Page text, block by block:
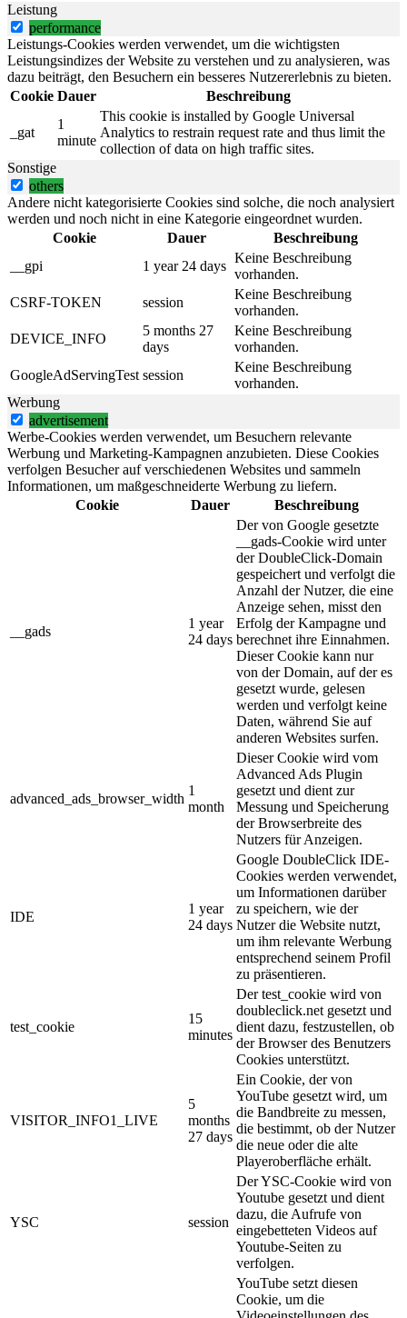
Leistung
performance
Leistungs-Cookies werden verwendet, um die wichtigsten
Leistungsindizes der Website zu verstehen und zu analysieren, was
dazu beiträgt, den Besuchern ein besseres Nutzererlebnis zu bieten.
Cookie Dauer Beschreibung
_gat
1
minute
This cookie is installed by Google Universal
Analytics to restrain request rate and thus limit the
collection of data on high traffic sites.
Sonstige
others
Andere nicht kategorisierte Cookies sind solche, die noch analysiert
werden und noch nicht in eine Kategorie eingeordnet wurden.
Cookie
Dauer
Beschreibung
__gpi
1 year 24 days
Keine Beschreibung
vorhanden.
CSRF-TOKEN
session
Keine Beschreibung
vorhanden.
DEVICE_INFO
5 months 27
days
Keine Beschreibung
vorhanden.
GoogleAdServingTest session
Keine Beschreibung
vorhanden.
Werbung
advertisement
Werbe-Cookies werden verwendet, um Besuchern relevante
Werbung und Marketing-Kampagnen anzubieten. Diese Cookies
verfolgen Besucher auf verschiedenen Websites und sammeln
Informationen, um maßgeschneiderte Werbung zu liefern.
Cookie
Dauer Beschreibung
__gads
1 year
24 days
Der von Google gesetzte
__gads-Cookie wird unter
der DoubleClick-Domain
gespeichert und verfolgt die
Anzahl der Nutzer, die eine
Anzeige sehen, misst den
Erfolg der Kampagne und
berechnet ihre Einnahmen.
Dieser Cookie kann nur
von der Domain, auf der es
gesetzt wurde, gelesen
werden und verfolgt keine
Daten, während Sie auf
anderen Websites surfen.
advanced_ads_browser_width
1
month
Dieser Cookie wird vom
Advanced Ads Plugin
gesetzt und dient zur
Messung und Speicherung
der Browserbreite des
Nutzers für Anzeigen.
IDE
1 year
24 days
Google DoubleClick IDE-
Cookies werden verwendet,
um Informationen darüber
zu speichern, wie der
Nutzer die Website nutzt,
um ihm relevante Werbung
entsprechend seinem Profil
zu präsentieren.
test_cookie
15
minutes
Der test_cookie wird von
doubleclick.net gesetzt und
dient dazu, festzustellen, ob
der Browser des Benutzers
Cookies unterstützt.
VISITOR_INFO1_LIVE
5
months
27 days
Ein Cookie, der von
YouTube gesetzt wird, um
die Bandbreite zu messen,
die bestimmt, ob der Nutzer
die neue oder die alte
Playeroberfläche erhält.
YSC session
Der YSC-Cookie wird von
Youtube gesetzt und dient
dazu, die Aufrufe von
eingebetteten Videos auf
Youtube-Seiten zu
verfolgen.
YouTube setzt diesen
Cookie, um die